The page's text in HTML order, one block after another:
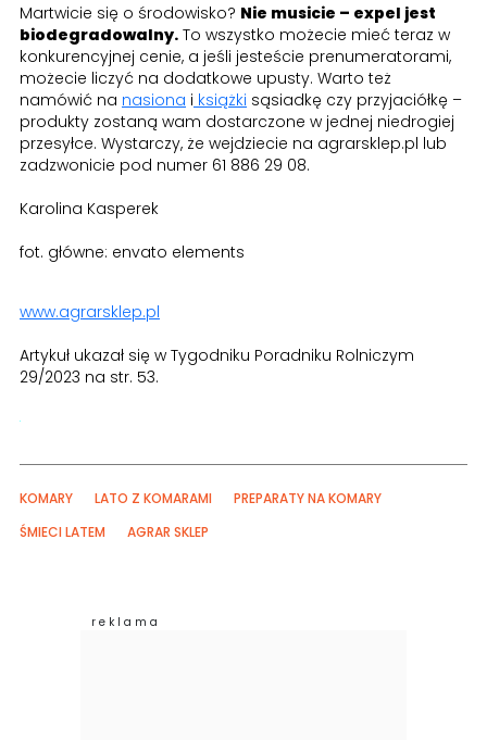
Martwicie się o środowisko? Nie musicie – expel jest
biodegradowalny. To wszystko możecie mieć teraz w
konkurencyjnej cenie, a jeśli jesteście prenumeratorami,
możecie liczyć na dodatkowe upusty. Warto też
namówić na nasiona i książki sąsiadkę czy przyjaciółkę –
produkty zostaną wam dostarczone w jednej niedrogiej
przesyłce. Wystarczy, że wejdziecie na agrarsklep.pl lub
zadzwonicie pod numer 61 886 29 08.
Karolina Kasperek
fot. główne: envato elements
www.agrarsklep.pl
Artykuł ukazał się w Tygodniku Poradniku Rolniczym
29/2023 na str. 53.
KOMARY LATO Z KOMARAMI
PREPARATY NA KOMARY
ŚMIECI LATEM
AGRAR SKLEP